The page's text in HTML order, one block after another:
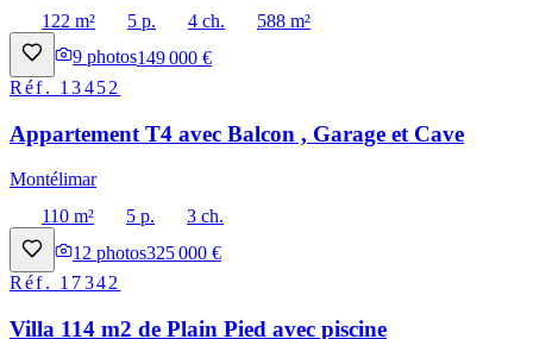
122 m²
5 p. 4 ch.
588 m²
9 photos149 000 €
Réf. 13452
Appartement T4 avec Balcon , Garage et Cave
Montélimar
110 m²
5 p.
3 ch.
12 photos325 000 €
Réf. 17342
Villa 114 m2 de Plain Pied avec piscine